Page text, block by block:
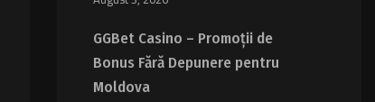
GGBet Casino – Promoții de
Bonus Fără Depunere pentru
Moldova